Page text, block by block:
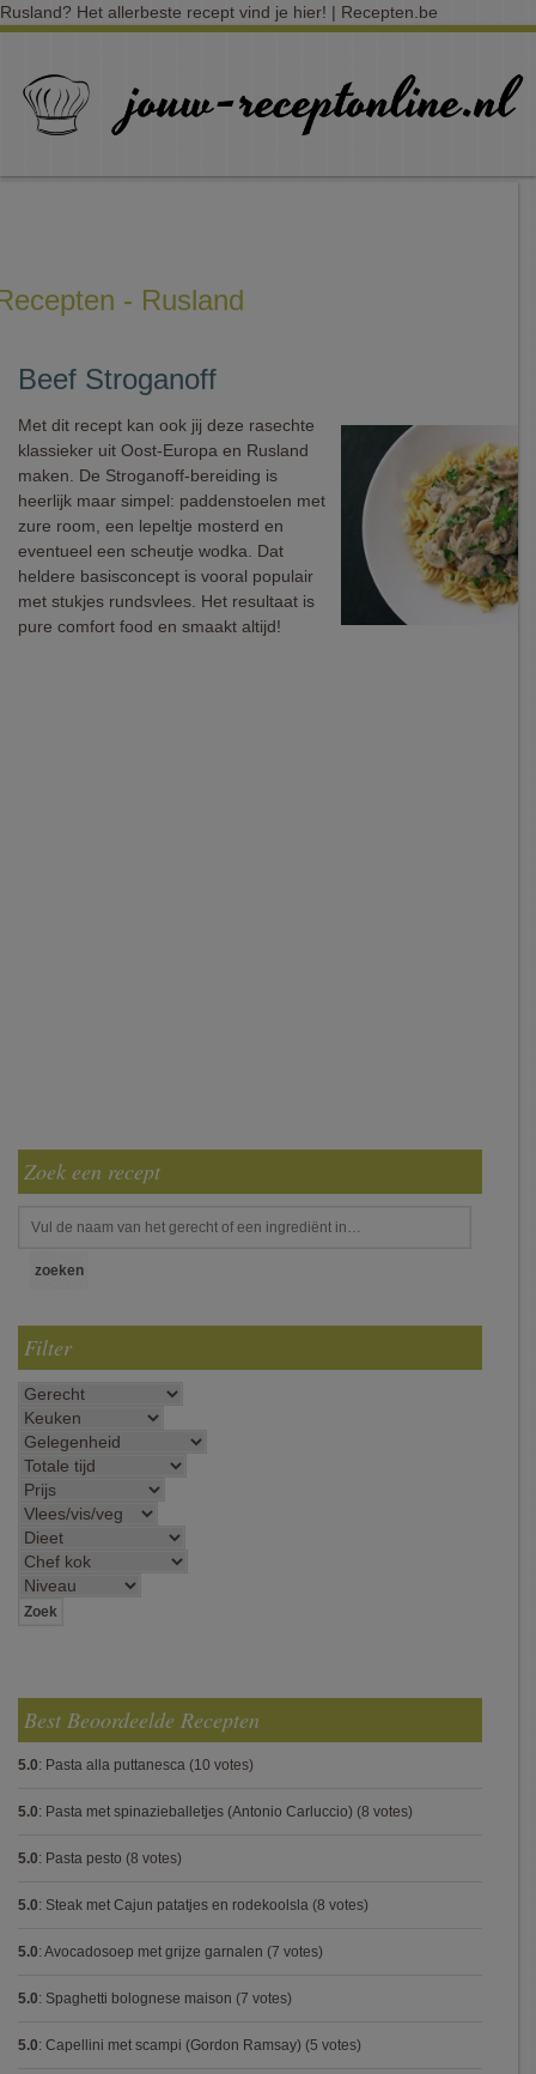
Rusland? Het allerbeste recept vind je hier! | Recepten.be
- Rusland
Beef Stroganoff
Met dit recept kan ook jij deze rasechte
klassieker uit Oost-Europa en Rusland
maken. De Stroganoff-bereiding is
heerlijk maar simpel: paddenstoelen met
zure room, een lepeltje mosterd en
eventueel een scheutje wodka. Dat
heldere basisconcept is vooral populair
met stukjes rundsvlees. Het resultaat is
pure comfort food en smaakt altijd!
Zoek een recept
Filter
Best Beoordeelde Recepten
5.0: Pasta alla puttanesca (10 votes)
5.0: Pasta met spinazieballetjes (Antonio Carluccio) (8 votes)
5.0: Pasta pesto (8 votes)
5.0: Steak met Cajun patatjes en rodekoolsla (8 votes)
5.0: Avocadosoep met grijze garnalen (7 votes)
5.0: Spaghetti bolognese maison (7 votes)
5.0: Capellini met scampi (Gordon Ramsay) (5 votes)